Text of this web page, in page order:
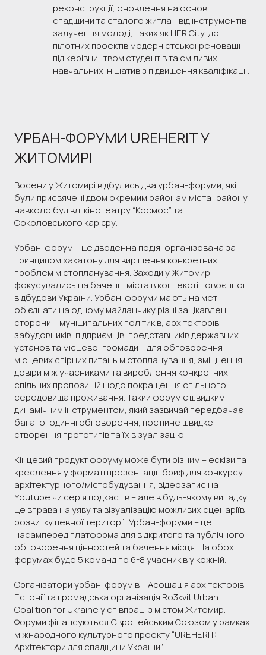
реконструкції, оновлення на основі
спадщини та сталого житла - від інструментів
залучення молоді, таких як HER City, до
пілотних проектів модерністської реновації
під керівництвом студентів та сміливих
навчальних ініціатив з підвищення кваліфікації.
УРБАН-ФОРУМИ UREHERIT У
ЖИТОМИРІ
Восени у Житомирі відбулись два урбан-форуми, які
були присвячені двом окремим районам міста: району
навколо будівлі кінотеатру “Космос” та
Соколовського кар’єру.
Урбан-форум – це дводенна подія, організована за
принципом хакатону для вирішення конкретних
проблем містопланування. Заходи у Житомирі
фокусувались на баченні міста в контексті повоєнної
відбудови України. Урбан-форуми мають на меті
об’єднати на одному майданчику різні зацікавлені
сторони – муніципальних політиків, архітекторів,
забудовників, підприємців, представників державних
установ та місцевої громади – для обговорення
місцевих спірних питань містопланування, зміцнення
довіри між учасниками та вироблення конкретних
спільних пропозицій щодо покращення спільного
середовища проживання. Такий форум є швидким,
динамічним інструментом, який зазвичай передбачає
багатогодинні обговорення, постійне швидке
створення прототипів та їх візуалізацію.
Кінцевий продукт форуму може бути різним – ескізи та
креслення у форматі презентації, бриф для конкурсу
архітектурного/містобудування, відеозапис на
Youtube чи серія подкастів – але в будь-якому випадку
це вправа на уяву та візуалізацію можливих сценаріїв
розвитку певної території. Урбан-форуми – це
насамперед платформа для відкритого та публічного
обговорення цінностей та бачення місця. На обох
форумах буде 5 команд по 6-8 учасників у кожній.
Організатори урбан-форумів – Асоціація архітекторів
Естонії та громадська організація Ro3kvit Urban
Coalition for Ukraine у ​​співпраці з містом Житомир.
Форуми фінансуються Європейським Союзом у рамках
міжнародного культурного проекту “UREHERIT:
Архітектори для спадщини України”.